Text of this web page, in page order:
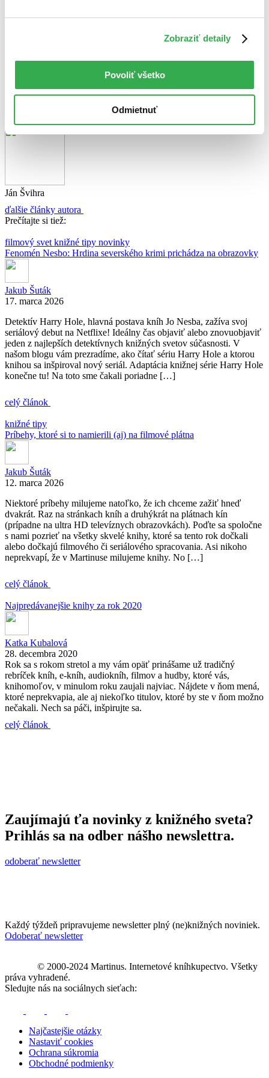
Zobraziť detaily
Povoliť všetko
Odmietnuť
Blade
Sila nesmrteľnosti, duša človeka, srdce hrdinu – tak to je
Blade. Napoly človek, napoly upír, ktorý kazí upírske večierky
Zdieľať článok:
Ján Švihra
ďalšie články autora
Prečítajte si tiež:
filmový svet knižné tipy novinky
Fenomén Nesbo: Hrdina severského krimi prichádza na obrazovky
Jakub Šuták
17. marca 2026
Detektív Harry Hole, hlavná postava kníh Jo Nesba, zažíva svoj
seriálový debut na Netflixe! Ideálny čas objaviť alebo znovuobjaviť
jeden z najlepších detektívnych knižných svetov súčasnosti. V
našom blogu vám prezradíme, ako čítať sériu Harry Hole a ktorou
knihou sa inšpiroval nový seriál. Adaptácia knižnej série Harry Hole
konečne tu! Na toto sme čakali poriadne […]
celý článok
knižné tipy
Príbehy, ktoré si to namierili (aj) na filmové plátna
Jakub Šuták
12. marca 2026
Niektoré príbehy milujeme natoľko, že ich chceme zažiť hneď
dvakrát. Raz na stránkach kníh a druhýkrát na plátnach kín
(prípadne na ultra HD televíznych obrazovkách). Poďte sa spoločne
s nami pozrieť na všetky skvelé knihy, ktoré sa tento rok dočkali
alebo dočkajú filmového či seriálového spracovania. Asi nikoho
neprekvapí, že v Martinuse milujeme knihy. No […]
celý článok
Najpredávanejšie knihy za rok 2020
Katka Kubalová
28. decembra 2020
Rok sa s rokom stretol a my vám opäť prinášame už tradičný
rebríček kníh, e-kníh, audiokníh, filmov a hudby, ktoré vás,
knihomoľov, v minulom roku zaujali najviac. Nájdete v ňom mená,
ktoré neprekvapia, ale aj niekoľko titulov, ktoré by ste v ňom možno
nečakali. Nech sa páči, inšpirujte sa.
celý článok
Zaujímajú ťa novinky z knižného sveta?
Prihlás sa na odber nášho newslettra.
odoberať newsletter
Každý týždeň pripravujeme newsletter plný (ne)knižných noviniek.
Odoberať newsletter
© 2000-2024 Martinus. Internetové kníhkupectvo. Všetky
práva vyhradené.
Sledujte nás na sociálnych sieťach:
Najčastejšie otázky
Nastaviť cookies
Ochrana súkromia
Obchodné podmienky